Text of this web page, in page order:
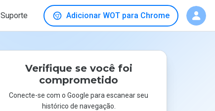
Suporte Adicionar WOT para Chrome
Verifique se você foi
comprometido
Conecte-se com o Google para escanear seu
histórico de navegação.